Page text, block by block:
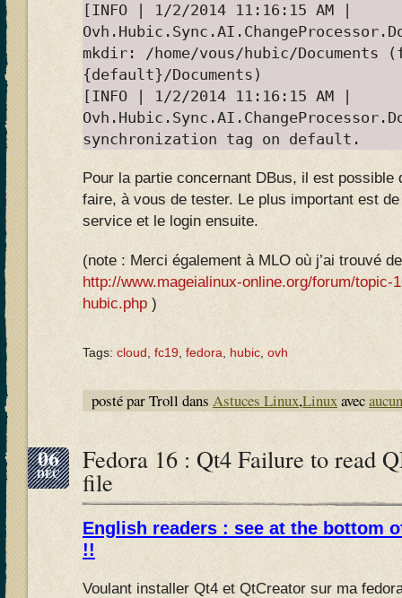
[INFO | 1/2/2014 11:16:15 AM |
mkdir: /home/vous/hubic/Documents
{default}/Documents)
[INFO | 1/2/2014 11:16:15 AM |
synchronization tag on default.
Pour la partie concernant DBus, il est possible
faire, à vous de tester. Le plus important est de
service et le login ensuite.
(note : Merci également à MLO où j’ai trouvé
http://www.mageialinux-online.org/forum/topic-
hubic.php )
Tags: cloud fc19 fedora hubic ovh
posté par Troll dans Astuces Linux,Linuxavec
06
DÉC Fedora 16 : Qt4 Failure to read
file
English readers : see at the bottom
!!
Voulant installer Qt4 et QtCreator sur ma